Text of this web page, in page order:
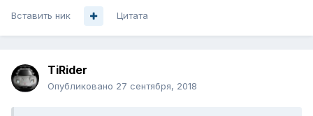
Вставить ник Цитата
TiRider
Опубликовано 27 сентября, 2018